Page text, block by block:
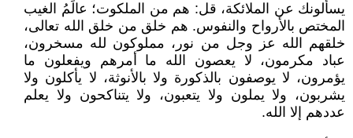
يسألونك عن الملائكة، قل: هم من الملكوت؛ عالَمُ الغيب
المختص بالأَرواح والنفوس. هم خلق من خلق الله تعالى،
خلقهم الله عز وجل من نور، مملوكون لله مسخرون،
عباد مكرمون، لا يعصون الله ما أمرهم ويفعلون ما
يؤمرون، لا يوصفون بالذكورة ولا بالأنوثة، لا يأكلون ولا
يشربون، ولا يملون ولا يتعبون، ولا يتناكحون ولا يعلم
عددهم إلا الله.